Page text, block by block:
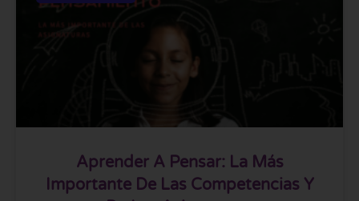
Aprender A Pensar: La Más
Importante De Las Competencias Y